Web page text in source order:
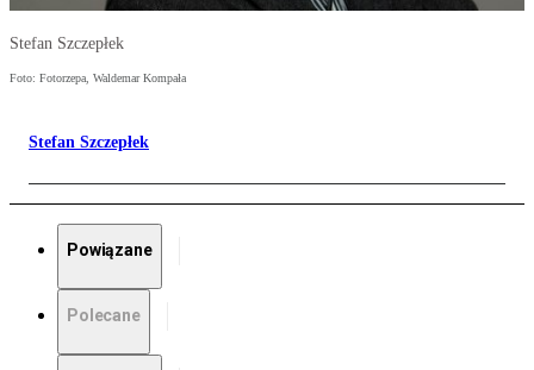
Stefan Szczepłek
Foto: Fotorzepa, Waldemar Kompała
Stefan Szczepłek
Powiązane
Polecane